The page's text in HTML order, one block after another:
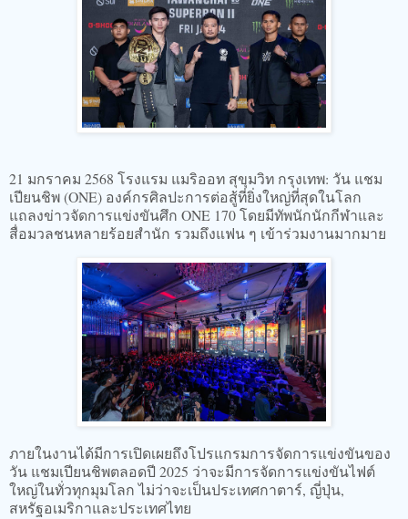
21 มกราคม 2568 โรงแรม แมริออท สุขุมวิท กรุงเทพ: วัน แชม
เปียนชิพ (ONE) องค์กรศิลปะการต่อสู้ที่ยิ่งใหญ่ที่สุดในโลก
แถลงข่าวจัดการแข่งขันศึก ONE 170 โดยมีทัพนักนักกีฬาและ
สื่อมวลชนหลายร้อยสำนัก รวมถึงแฟน ๆ เข้าร่วมงานมากมาย
ภายในงานได้มีการเปิดเผยถึงโปรแกรมการจัดการแข่งขันของ
วัน แชมเปียนชิพตลอดปี 2025 ว่าจะมีการจัดการแข่งขันไฟต์
ใหญ่ในทั่วทุกมุมโลก ไม่ว่าจะเป็นประเทศกาตาร์, ญี่ปุ่น,
สหรัฐอเมริกาและประเทศไทย